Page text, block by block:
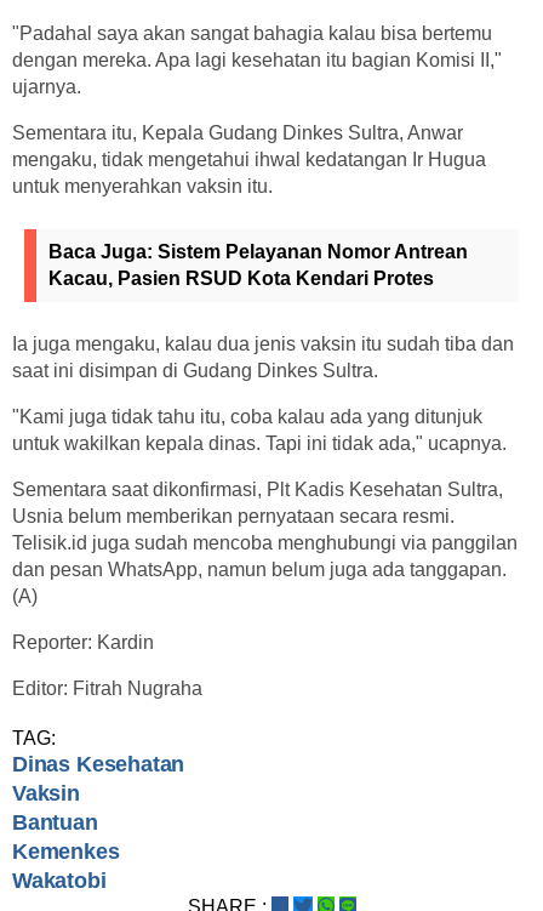
"Padahal saya akan sangat bahagia kalau bisa bertemu
dengan mereka. Apa lagi kesehatan itu bagian Komisi II,"
ujarnya.
Sementara itu, Kepala Gudang Dinkes Sultra, Anwar
mengaku, tidak mengetahui ihwal kedatangan Ir Hugua
untuk menyerahkan vaksin itu.
Baca Juga: Sistem Pelayanan Nomor Antrean
Kacau, Pasien RSUD Kota Kendari Protes
Ia juga mengaku, kalau dua jenis vaksin itu sudah tiba dan
saat ini disimpan di Gudang Dinkes Sultra.
"Kami juga tidak tahu itu, coba kalau ada yang ditunjuk
untuk wakilkan kepala dinas. Tapi ini tidak ada," ucapnya.
Sementara saat dikonfirmasi, Plt Kadis Kesehatan Sultra,
Usnia belum memberikan pernyataan secara resmi.
Telisik.id juga sudah mencoba menghubungi via panggilan
dan pesan WhatsApp, namun belum juga ada tanggapan.
(A)
Reporter: Kardin
Editor: Fitrah Nugraha
TAG:
Dinas Kesehatan
Vaksin
Bantuan
Kemenkes
Wakatobi